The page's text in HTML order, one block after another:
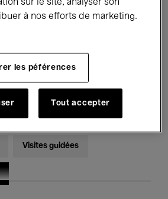
Jazz
Kids’ Palace
Visites guidées
sur le site, analyser son
à nos efforts de marketing.
les péférences
Tout accepter